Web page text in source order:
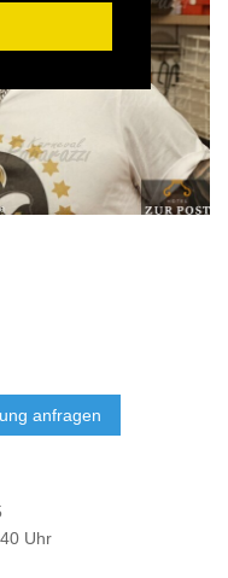
anfragen
Uhr